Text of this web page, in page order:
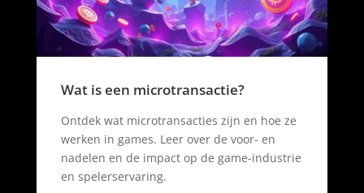
Wat is een microtransactie?
Ontdek wat microtransacties zijn en hoe ze
werken in games. Leer over de voor- en
nadelen en de impact op de game-industrie
en spelerservaring.